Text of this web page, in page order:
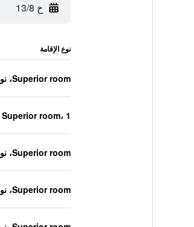
خ 13/8
نوع الإقامة
Superior room، نوع السرير غير معروف
Superior room، 1 سرير كينغ
Superior room، نوع السرير غير معروف
Superior room، نوع السرير غير معروف